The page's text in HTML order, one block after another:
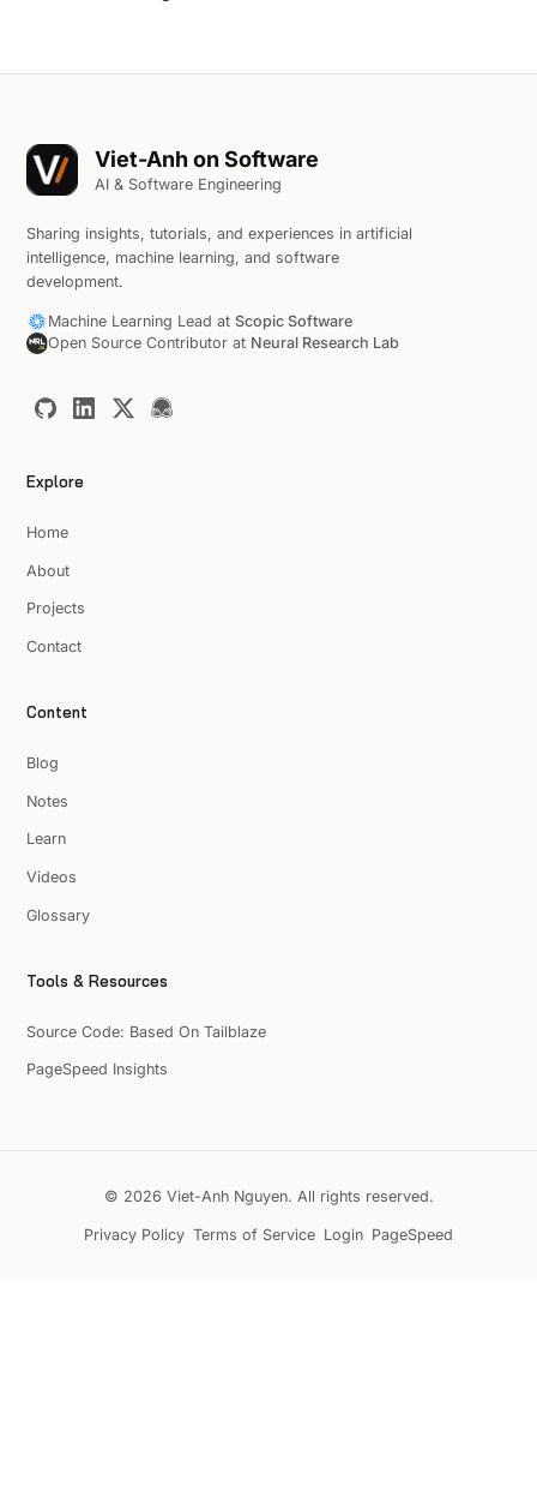
Viet-Anh on Software
AI & Software Engineering
Sharing insights, tutorials, and experiences in artificial
intelligence, machine learning, and software
development.
Machine Learning Lead at Scopic Software
Open Source Contributor at Neural Research Lab
Explore
Home
About
Projects
Contact
Content
Blog
Notes
Learn
Videos
Glossary
Tools & Resources
Source Code: Based On Tailblaze
PageSpeed Insights
© 2026 Viet-Anh Nguyen. All rights reserved.
Privacy Policy Terms of Service Login PageSpeed